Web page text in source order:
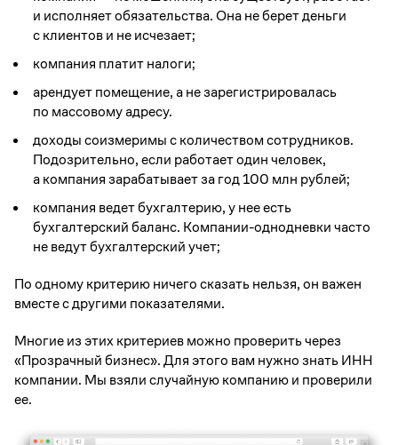
и исполняет обязательства. Она не берет деньги
с клиентов и не исчезает;
компания платит налоги;
арендует помещение, а не зарегистрировалась
по массовому адресу.
доходы соизмеримы с количеством сотрудников.
Подозрительно, если работает один человек,
а компания зарабатывает за год 100 млн рублей;
компания ведет бухгалтерию, у нее есть
бухгалтерский баланс. Компании-однодневки часто
не ведут бухгалтерский учет;
По одному критерию ничего сказать нельзя, он важен
вместе с другими показателями.
Многие из этих критериев можно проверить через
«Прозрачный бизнес». Для этого вам нужно знать ИНН
компании. Мы взяли случайную компанию и проверили
ее.